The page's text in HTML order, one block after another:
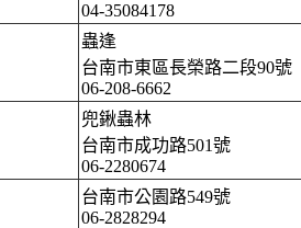
04-35084178
蟲逢
台南市東區長榮路二段90號
06-208-6662
兜鍬蟲林
台南市成功路501號
06-2280674
台南市公園路549號
06-2828294